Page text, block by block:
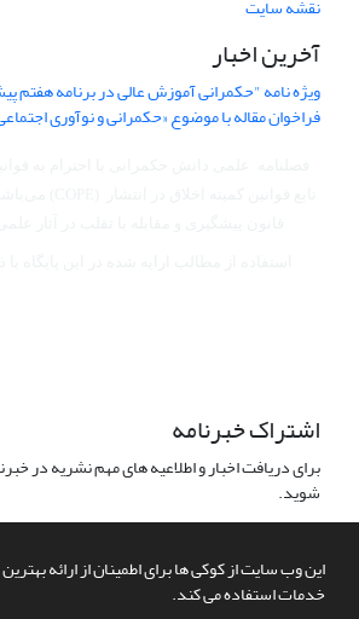
این وب سایت از کوکی ها برای اطمینان از ارائه بهترین
خدمات استفاده می کند.
نقشه سایت
آخرین اخبار
ویژه نامه "حکمرانی آموزش عالی در برنامه هفتم
فراخوان مقاله با موضوع «حکمرانی و نوآوری
اشتراک خبرنامه
برای دریافت اخبار و اطلاعیه های مهم نشریه در
شوید.